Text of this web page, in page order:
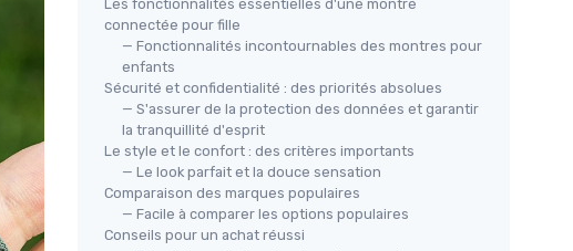
Les fonctionnalités essentielles d'une montre
connectée pour fille
— Fonctionnalités incontournables des montres pour
enfants
Sécurité et confidentialité : des priorités absolues
— S'assurer de la protection des données et garantir
la tranquillité d'esprit
Le style et le confort : des critères importants
— Le look parfait et la douce sensation
Comparaison des marques populaires
— Facile à comparer les options populaires
Conseils pour un achat réussi